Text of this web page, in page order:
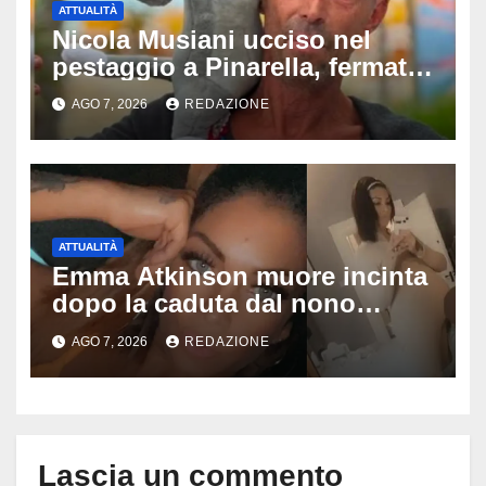
ATTUALITÀ
Nicola Musiani ucciso nel
pestaggio a Pinarella, fermati
quattro giovani: la svolta
dopo video, intercettazioni e
pedinamenti
AGO 7, 2026 REDAZIONE
ATTUALITÀ
Emma Atkinson muore incinta
dopo la caduta dal nono
piano: la figlia nasce 30 minuti
dopo e sta bene
AGO 7, 2026 REDAZIONE
Lascia un commento